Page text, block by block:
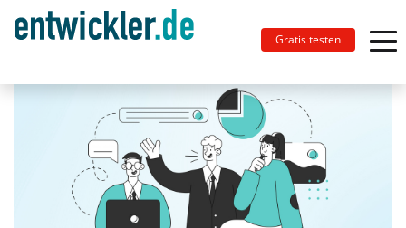
Gratis testen